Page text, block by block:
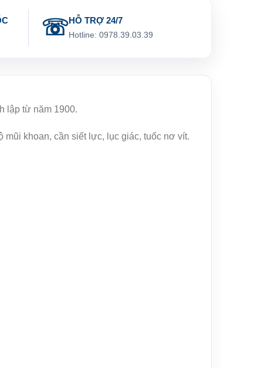
HỖ TRỢ 24/7
Hotline: 0978.39.03.39
lập từ năm 1900.
mũi khoan, cần siết lực, lục giác, tuốc nơ vít.